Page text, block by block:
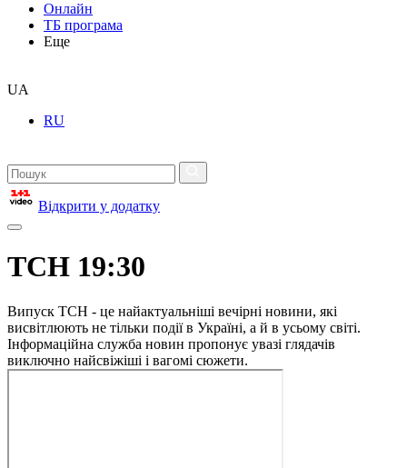
Онлайн
ТБ програма
Еще
UA
RU
Відкрити у додатку
ТСН 19:30
Випуск ТСН - це найактуальніші вечірні новини, які
висвітлюють не тільки події в Україні, а й в усьому світі.
Інформаційна служба новин пропонує увазі глядачів
виключно найсвіжіші і вагомі сюжети.